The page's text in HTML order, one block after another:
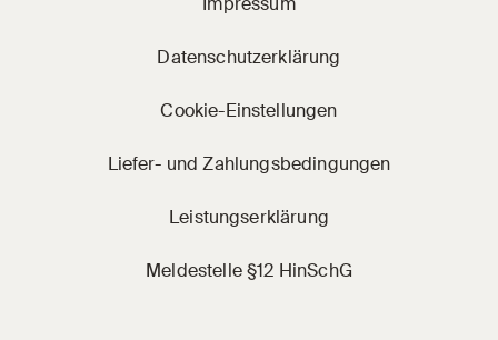
Datenschutzerklärung
Cookie-Einstellungen
Liefer- und Zahlungsbedingungen
Leistungserklärung
Meldestelle §12 HinSchG